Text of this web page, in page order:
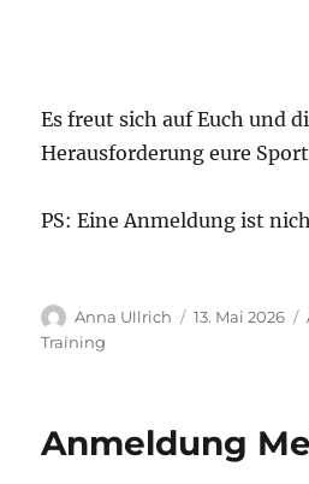
Es freut sich auf Euch und
Herausforderung eure
PS: Eine Anmeldung ist
Autor
Anna Ullrich
Veröffentlicht
13. Mai 2026
Training
Anmeldung